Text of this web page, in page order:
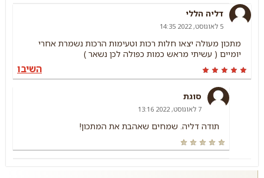
דליה הללי
5 לאוגוסט, 2022 14:35
מתכון מעולה יצאו חלות רכות וטעימות הרכות נשמרת אחרי
יומיים ( עשיתי מראש כמות כפולה לכן נשאר )
השיבו
סוגת
7 לאוגוסט, 2022 13:16
תודה דליה. שמחים שאהבת את המתכון!